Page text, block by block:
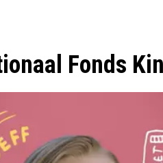
Fonds